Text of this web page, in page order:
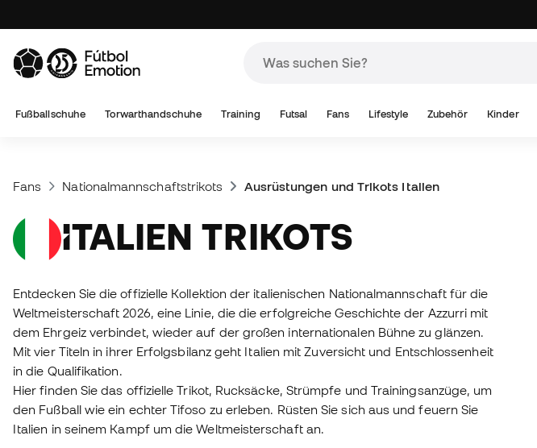
Fußballschuhe Torwarthandschuhe Training Futsal Fans Lifestyle Zubehör Kinder
Fans Nationalmannschaftstrikots Ausrüstungen und Trikots Italien
ITALIEN TRIKOTS
Entdecken Sie die offizielle Kollektion der italienischen Nationalmannschaft für die
Weltmeisterschaft 2026, eine Linie, die die erfolgreiche Geschichte der Azzurri mit
dem Ehrgeiz verbindet, wieder auf der großen internationalen Bühne zu glänzen.
Mit vier Titeln in ihrer Erfolgsbilanz geht Italien mit Zuversicht und Entschlossenheit
in die Qualifikation.
Hier finden Sie das offizielle Trikot, Rucksäcke, Strümpfe und Trainingsanzüge, um
den Fußball wie ein echter Tifoso zu erleben. Rüsten Sie sich aus und feuern Sie
Italien in seinem Kampf um die Weltmeisterschaft an.